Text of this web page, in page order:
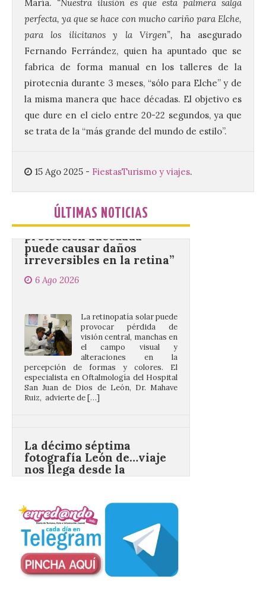
María. “Nuestra ilusión es que esta palmera salga
perfecta, ya que se hace con mucho cariño para Elche,
para los ilicitanos y la Virgen”, ha asegurado
Fernando Ferrández, quien ha apuntado que se
fabrica de forma manual en los talleres de la
pirotecnia durante 3 meses, “sólo para Elche” y de
la misma manera que hace décadas. El objetivo es
que dure en el cielo entre 20-22 segundos, ya que
se trata de la “más grande del mundo de estilo”.
15 Ago 2025 - FiestasTurismo y viajes.
ÚLTIMAS NOTICIAS
los 80 y 90 para el 16 de
agosto en la Plaza Mayor.
6 Ago 2026
domingo 16 de agosto, a
partir de las 23:00 horas,
en la Plaza Mayor de la
ciudad. El Salón de Plenos
del Ayuntamiento de La Bañeza ha
acogido esta mañana la presentación
“Mirar un eclipse sin
protección adecuada
puede causar daños
irreversibles en la retina”
6 Ago 2026
el campo visual y
alteraciones en la
percepción de formas y colores. El
especialista en Oftalmología del Hospital
San Juan de Dios de León, Dr. Mahave
Ruiz, advierte de […]
nos llega desde la
carretera CL 626 con
motivo de la marcha en
defensa de FEVE
Nueva edición de León
de…viaje. Una iniciativa
organizado por la sección
juvenil de la Asociación
Enróllate, la Asociación